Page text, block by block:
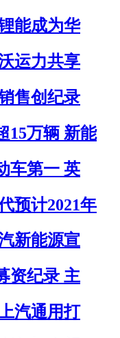
能成为华
运力共享
售创纪录
15万辆 新能
车第一 英
预计2021年
新能源宣
资纪录 主
汽通用打